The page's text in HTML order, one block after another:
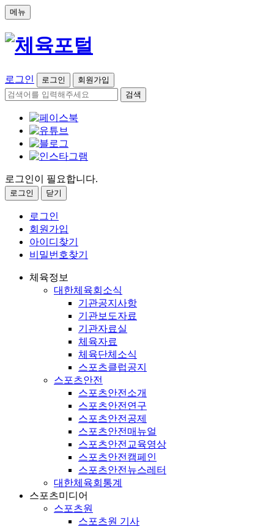
메뉴
로그인 로그인
회원가입
검색
로그인이 필요합니다.
로그인 닫기
로그인
회원가입
아이디찾기
비밀번호찾기
체육정보
대한체육회소식
기관공지사항
기관보도자료
기관자료실
체육자료
체육단체소식
스포츠클럽공지
스포츠안전
스포츠안전소개
스포츠안전연구
스포츠안전공제
스포츠안전매뉴얼
스포츠안전교육영상
스포츠안전캠페인
스포츠안전뉴스레터
대한체육회통계
스포츠미디어
스포츠원
스포츠원 기사